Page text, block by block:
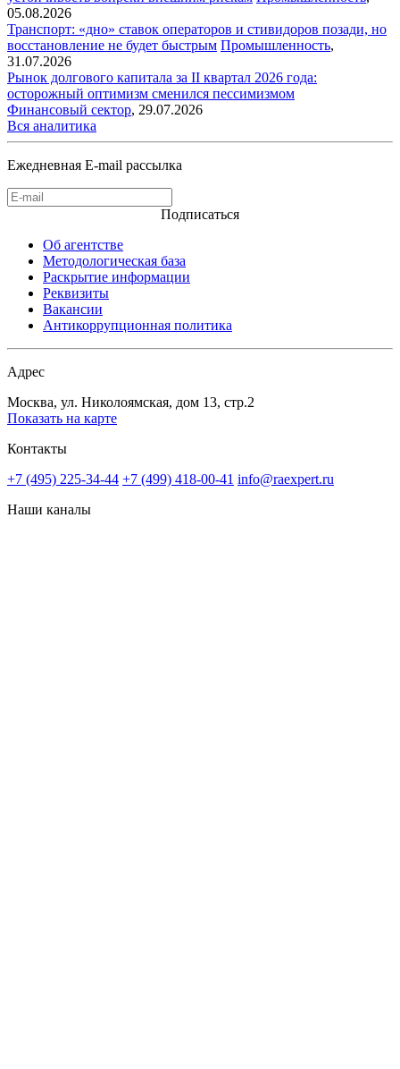
05.08.2026
Транспорт: «дно» ставок операторов и стивидоров позади, но
восстановление не будет быстрым Промышленность,
31.07.2026
Рынок долгового капитала за II квартал 2026 года:
осторожный оптимизм сменился пессимизмом
Финансовый сектор, 29.07.2026
Вся аналитика
Ежедневная E-mail рассылка
Подписаться
Об агентстве
Методологическая база
Раскрытие информации
Реквизиты
Вакансии
Антикоррупционная политика
Адрес
Москва, ул. Николоямская, дом 13, стр.2
Показать на карте
Контакты
+7 (495) 225-34-44 +7 (499) 418-00-41 info@raexpert.ru
Наши каналы